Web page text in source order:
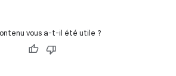
vous a-t-il été utile ?